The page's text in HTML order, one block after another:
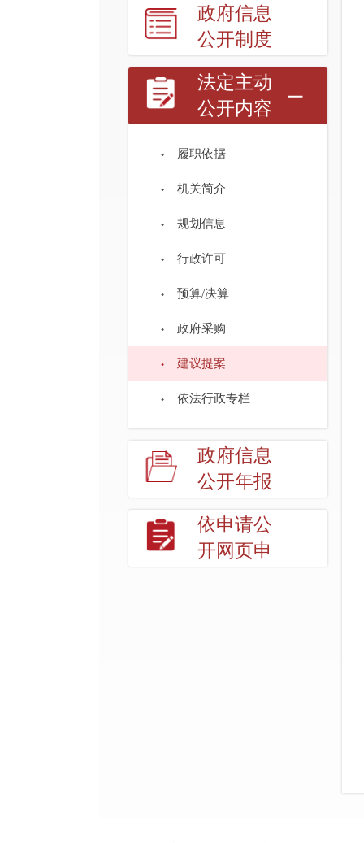
政府信息
公开制度
法定主动
公开内容
履职依据
机关简介
规划信息
行政许可
预算/决算
政府采购
建议提案
依法行政专栏
政府信息
公开年报
依申请公
开网页申